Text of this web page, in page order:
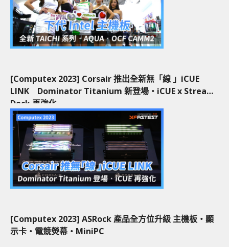
[Computex 2023] Corsair 推出全新無「線 」iCUE
LINK Dominator Titanium 新登場‧iCUE x Stream
Deck 再強化
[Computex 2023] ASRock 產品全方位升級 主機板‧顯
示卡‧電競熒幕‧MiniPC